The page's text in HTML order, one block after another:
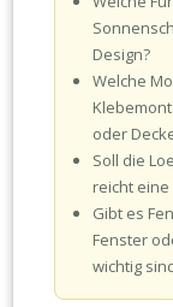
Design?
Welche
oder
Soll die
reicht
Gibt es
Fenster
wichtig